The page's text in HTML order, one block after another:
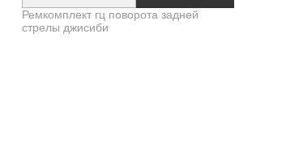
Ремкомплект гц поворота задней
стрелы джисиби